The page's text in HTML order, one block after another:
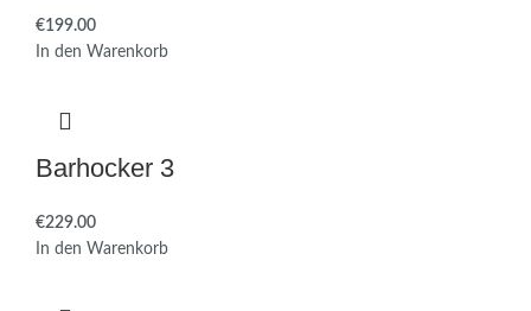
€
In den Warenkorb
Barhocker 3
€
In den Warenkorb